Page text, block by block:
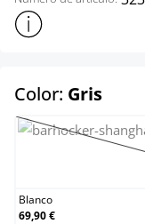
Mostrar más
Color: Grisselect
Blanco
69,90 €